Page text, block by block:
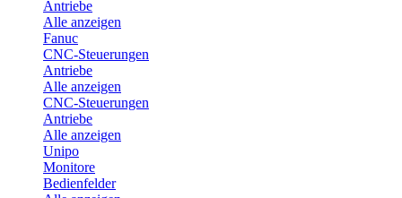
Antriebe
Alle anzeigen
Fanuc
CNC-Steuerungen
Antriebe
Alle anzeigen
CNC-Steuerungen
Antriebe
Alle anzeigen
Unipo
Monitore
Bedienfelder